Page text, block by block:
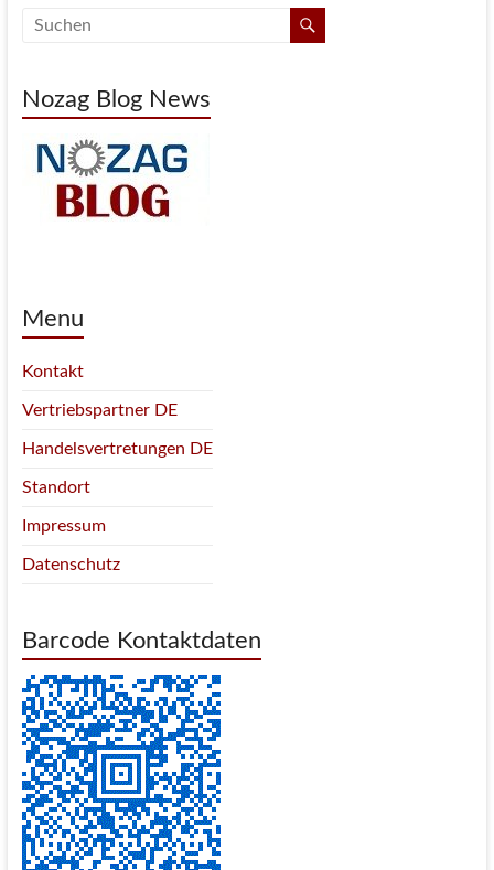
Nozag Blog News
Menu
Kontakt
Vertriebspartner DE
Handelsvertretungen DE
Standort
Impressum
Datenschutz
Barcode Kontaktdaten